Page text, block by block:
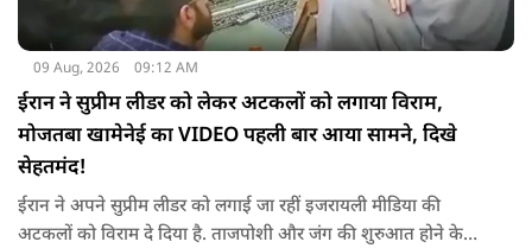
09 Aug, 2026 09:12 AM
ईरान ने सुप्रीम लीडर को लेकर अटकलों को लगाया विराम,
मोजतबा खामेनेई का VIDEO पहली बार आया सामने, दिखे
सेहतमंद!
ईरान ने अपने सुप्रीम लीडर को लगाई जा रहीं इजरायली मीडिया की
अटकलों को विराम दे दिया है. ताजपोशी और जंग की शुरुआत होने के